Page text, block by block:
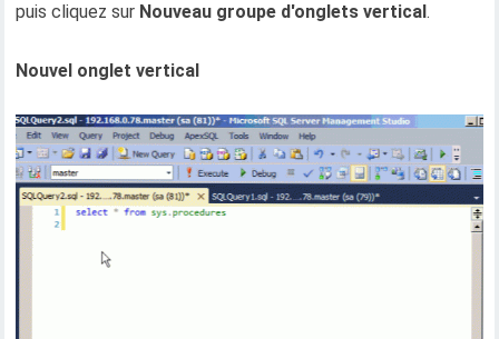
puis cliquez sur Nouveau groupe d'onglets vertical.
Nouvel onglet vertical